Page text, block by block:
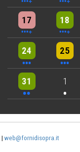
17
5 events 18
6 events
24
3 events 25
3 events
31
2 events 1
One event
| web@fornidisopra.it